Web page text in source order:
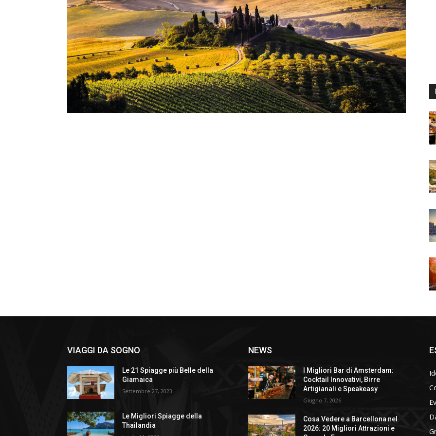
VIAGGI DA SOGNO
Le 21 Spiagge più Belle della
Giamaica
Settembre 27, 2023
Le Migliori Spiagge della
Thailandia
NEWS
I Migliori Bar di Amsterdam:
Cocktail Innovativi, Birre
Artigianali e Speakeasy
Giugno 7, 2026
Cosa Vedere a Barcellona nel
2026: 20 Migliori Attrazioni e